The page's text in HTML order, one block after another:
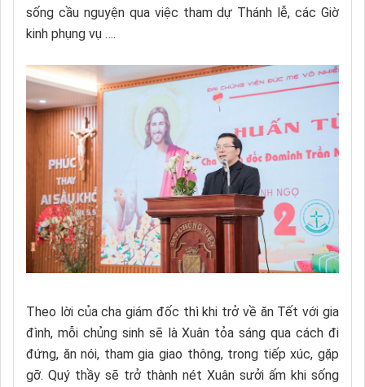
sống cầu nguyện qua việc tham dự Thánh lễ, các Giờ
kinh phụng vụ ….
Theo lời của cha giám đốc thì khi trở về ăn Tết với gia
đình, mỗi chủng sinh sẽ là Xuân tỏa sáng qua cách đi
đứng, ăn nói, tham gia giao thông, trong tiếp xúc, gặp
gỡ. Quý thầy sẽ trở thành nét Xuân sưởi ấm khi sống